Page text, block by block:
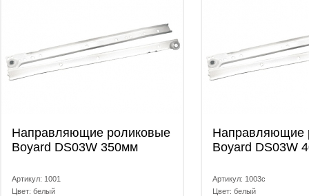
Направляющие роликовые
Boyard DS03W 350мм
Артикул: 1001
Цвет: белый
Направляющие
Boyard DS03W
Артикул: 1003с
Цвет: белый